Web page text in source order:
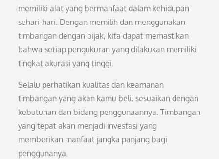
memiliki alat yang bermanfaat dalam kehidupan
sehari-hari. Dengan memilih dan menggunakan
timbangan dengan bijak, kita dapat memastikan
bahwa setiap pengukuran yang dilakukan memiliki
tingkat akurasi yang tinggi.
Selalu perhatikan kualitas dan keamanan
timbangan yang akan kamu beli, sesuaikan dengan
kebutuhan dan bidang penggunaannya. Timbangan
yang tepat akan menjadi investasi yang
memberikan manfaat jangka panjang bagi
penggunanya.